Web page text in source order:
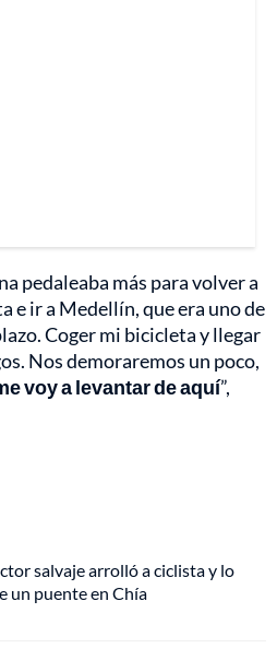
pedaleaba más para volver a
e ir a Medellín, que era uno de
Coger mi bicicleta y llegar
Nos demoraremos un poco,
voy a levantar de aquí”,
salvaje arrolló a ciclista y lo
un puente en Chía